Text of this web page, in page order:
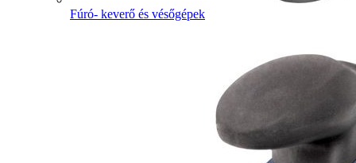
Fúró- keverő és vésőgépek